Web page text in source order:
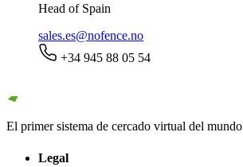
Head of Spain
sales.es@nofence.no
+34 945 88 05 54
El primer sistema de cercado virtual del mundo
Legal